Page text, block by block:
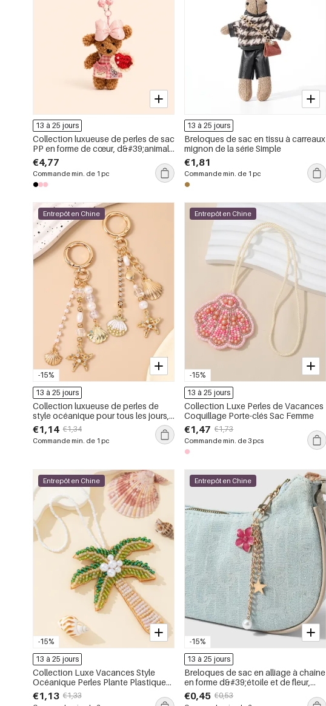
13 à 25 jours
Collection luxueuse de perles de sac
PP en forme de cœur, d&#39;animal
et de nœud papillon mignons.
€4,77
Commande min. de 1 pc
13 à 25 jours
Breloques de sac en tissu à carreaux
mignon de la série Simple
€1,81
Commande min. de 1 pc
-15%
Entrepôt en Chine
13 à 25 jours
Collection luxueuse de perles de
style océanique pour tous les jours,
coquillage, étoile de mer, métal,
strass, perle artificielle, breloques
pour sac
€1,14 €1,34
Commande min. de 1 pc
-15%
Entrepôt en Chine
13 à 25 jours
Collection Luxe Perles de Vacances
Coquillage Porte-clés Sac Femme
€1,47 €1,73
Commande min. de 3 pcs
-15%
Entrepôt en Chine
13 à 25 jours
Collection Luxe Vacances Style
Océanique Perles Plante Plastique
Breloques de Sac à Main Femme en
Plastique
€1,13 €1,33
-15%
Entrepôt en Chine
13 à 25 jours
Breloques de sac en alliage à chaîne
en forme d&#39;étoile et de fleur,
série simple
€0,45 €0,53